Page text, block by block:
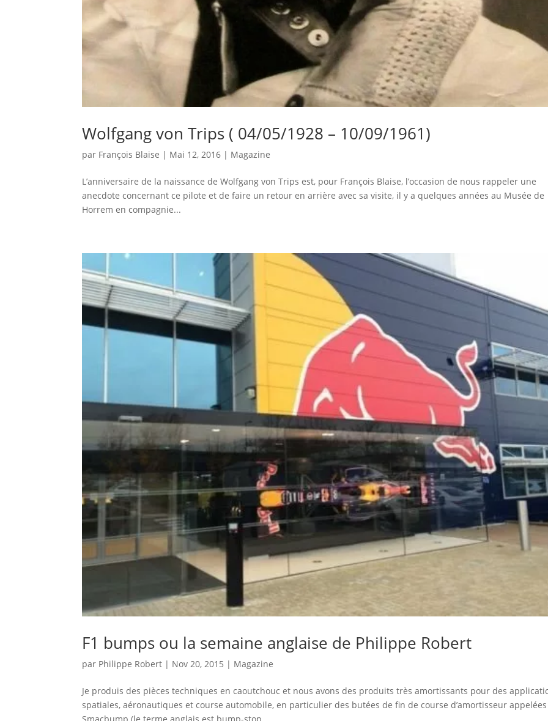
Wolfgang von Trips ( 04/05/1928 – 10/09/1961)
par François Blaise | Mai 12, 2016 | Magazine
L’anniversaire de la naissance de Wolfgang von Trips est, pour François Blaise, l’occasion de nous rappeler une
anecdote concernant ce pilote et de faire un retour en arrière avec sa visite, il y a quelques années au Musée de
Horrem en compagnie...
F1 bumps ou la semaine anglaise de Philippe Robert
par Philippe Robert | Nov 20, 2015 | Magazine
Je produis des pièces techniques en caoutchouc et nous avons des produits très amortissants pour des
spatiales, aéronautiques et course automobile, en particulier des butées de fin de course d’amortisseur appelées
Smacbump (le terme anglais est bump-stop...